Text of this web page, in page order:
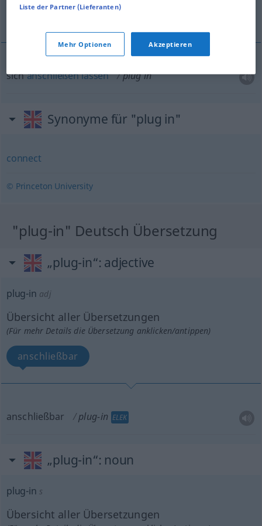
sichanschließenlassen plug in
Synonyme für "plug in"
connect
© Princeton University
"plug-in" Deutsch Übersetzung
„plug-in“: adjective
plug-in adj
Übersicht aller Übersetzungen
(Für mehr Details die Übersetzung anklicken/antippen)
anschließbar
anschließbar plug-in ELEK
„plug-in“: noun
plug-in s
Übersicht aller Übersetzungen
Liste der Partner (Lieferanten)
Mehr Optionen Akzeptieren